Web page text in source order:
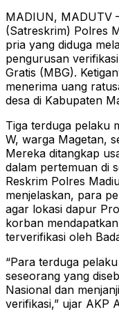
MADIUN, MADUTV
(Satreskrim) Polres
pria yang diduga
pengurusan
Gratis (MBG).
menerima uang
desa di Kabupaten
Tiga terduga pelaku
W, warga Magetan,
Mereka ditangkap
dalam pertemuan di
Reskrim Polres
menjelaskan, para
agar lokasi dapur
korban
terverifikasi oleh
“Para terduga
seseorang yang
Nasional dan
verifikasi,” ujar AKP